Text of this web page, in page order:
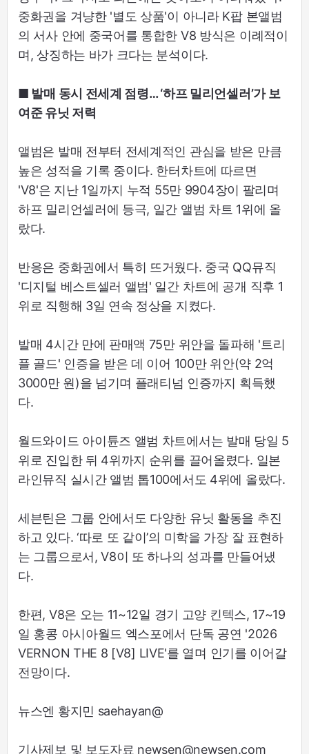
중화권을 겨냥한 '별도 상품'이 아니라 K팝 본앨범
의 서사 안에 중국어를 통합한 V8 방식은 이례적이
며, 상징하는 바가 크다는 분석이다.
■ 발매 동시 전세계 점령… ‘하프 밀리언셀러’가 보
여준 유닛 저력
앨범은 발매 전부터 전세계적인 관심을 받은 만큼
높은 성적을 기록 중이다. 한터차트에 따르면
'V8'은 지난 1일까지 누적 55만 9904장이 팔리며
하프 밀리언셀러에 등극, 일간 앨범 차트 1위에 올
랐다.
반응은 중화권에서 특히 뜨거웠다. 중국 QQ뮤직
'디지털 베스트셀러 앨범' 일간 차트에 공개 직후 1
위로 직행해 3일 연속 정상을 지켰다.
발매 4시간 만에 판매액 75만 위안을 돌파해 '트리
플 골드' 인증을 받은 데 이어 100만 위안(약 2억
3000만 원)을 넘기며 플래티넘 인증까지 획득했
다.
월드와이드 아이튠즈 앨범 차트에서는 발매 당일 5
위로 진입한 뒤 4위까지 순위를 끌어올렸다. 일본
라인뮤직 실시간 앨범 톱100에서도 4위에 올랐다.
세븐틴은 그룹 안에서도 다양한 유닛 활동을 추진
하고 있다. ‘따로 또 같이’의 미학을 가장 잘 표현하
는 그룹으로서, V8이 또 하나의 성과를 만들어냈
다.
한편, V8은 오는 11~12일 경기 고양 킨텍스, 17~19
일 홍콩 아시아월드 엑스포에서 단독 공연 '2026
VERNON THE 8 [V8] LIVE'를 열며 인기를 이어갈
전망이다.
뉴스엔 황지민 saehayan@
기사제보 및 보도자료 newsen@newsen.com